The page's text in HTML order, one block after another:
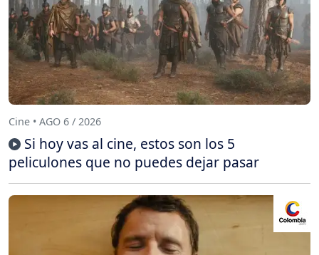
Cine • AGO 6 / 2026
Si hoy vas al cine, estos son los 5
peliculones que no puedes dejar pasar